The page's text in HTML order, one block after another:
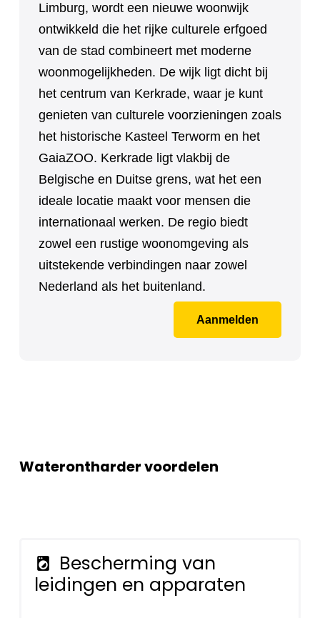
Limburg, wordt een nieuwe woonwijk
ontwikkeld die het rijke culturele erfgoed
van de stad combineert met moderne
woonmogelijkheden. De wijk ligt dicht bij
het centrum van Kerkrade, waar je kunt
genieten van culturele voorzieningen zoals
het historische Kasteel Terworm en het
GaiaZOO. Kerkrade ligt vlakbij de
Belgische en Duitse grens, wat het een
ideale locatie maakt voor mensen die
internationaal werken. De regio biedt
zowel een rustige woonomgeving als
uitstekende verbindingen naar zowel
Nederland als het buitenland.
Aanmelden
Waterontharder voordelen
local_laundry_service
Bescherming van
leidingen en apparaten